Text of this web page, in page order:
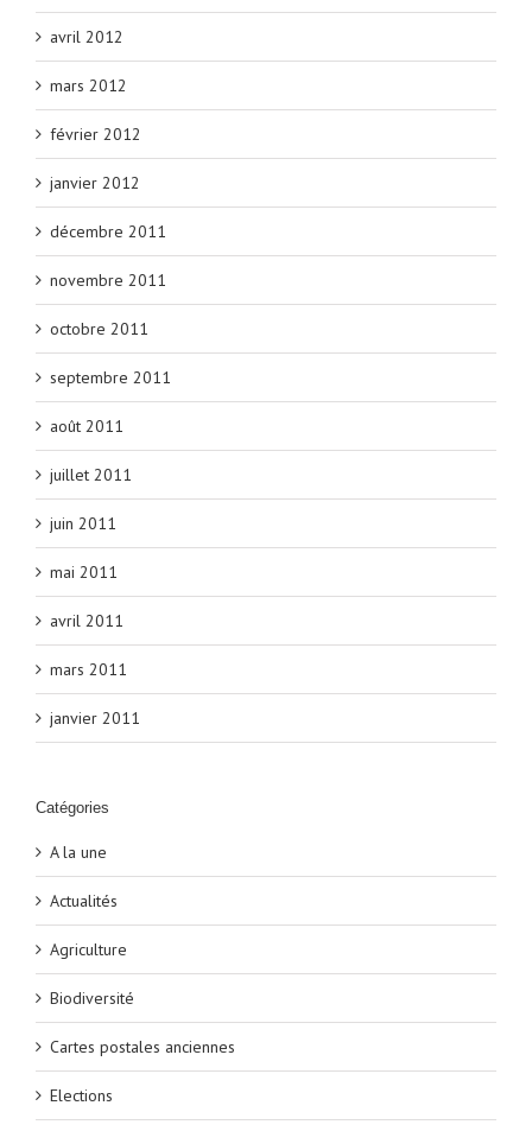
avril 2012
mars 2012
février 2012
janvier 2012
décembre 2011
novembre 2011
octobre 2011
septembre 2011
août 2011
juillet 2011
juin 2011
mai 2011
avril 2011
mars 2011
janvier 2011
Catégories
A la une
Actualités
Agriculture
Biodiversité
Cartes postales anciennes
Elections